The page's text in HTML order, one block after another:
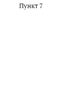
Пункт 7